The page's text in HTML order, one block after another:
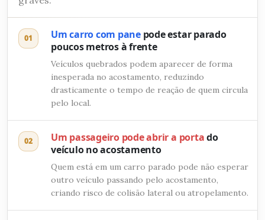
01 Um carro com panepode estar parado
poucos metros à frente
Veículos quebrados podem aparecer de forma
inesperada no acostamento, reduzindo
drasticamente o tempo de reação de quem circula
pelo local.
02 Um passageiro pode abrir a portado
veículo no acostamento
Quem está em um carro parado pode não esperar
outro veículo passando pelo acostamento,
criando risco de colisão lateral ou atropelamento.